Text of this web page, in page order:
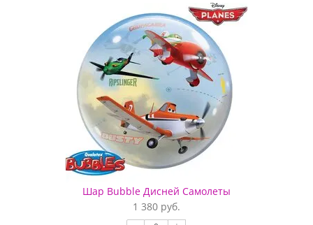
Шар Bubble Дисней Самолеты
1 380 руб.